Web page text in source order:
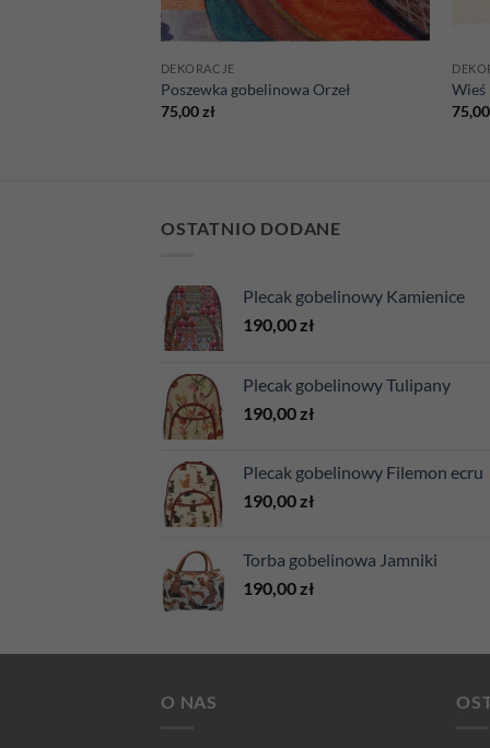
DEKORACJE
Poszewka gobelinowa Orzeł
75,00zł
Wieś
OSTATNIO DODANE
Plecak gobelinowy Kamienice
190,00 zł
Plecak gobelinowy Tulipany
190,00 zł
Plecak gobelinowy Filemon ecru
190,00 zł
Torba gobelinowa Jamniki
190,00 zł
O NAS